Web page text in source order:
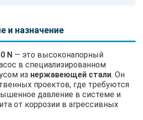
и назначение
N — это высоконапорный
в специализированном
из нержавеющей стали. Он
проектов, где требуются
давление в системе и
от коррозии в агрессивных